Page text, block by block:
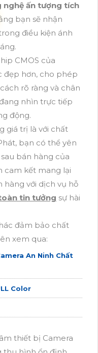
nghệ ấn tượng tích
bạn sẽ nhận
điều kiện ánh
CMOS của
đẹp hơn, cho phép
rõ ràng và chân
nhìn trực tiếp
động.
giá trị là với chất
bạn có thể yên
bán hàng của
cam kết mang lại
với dịch vụ hỗ
tin tưởng sự hài
đảm bảo chất
xem qua:
An Ninh Chất
Color
thiết bị Camera